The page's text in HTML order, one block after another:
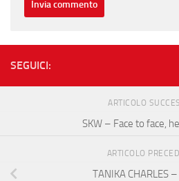
SEGUICI:
ARTICOLO
SKW – Face to face,
ARTICOLO
TANIKA CHARLES